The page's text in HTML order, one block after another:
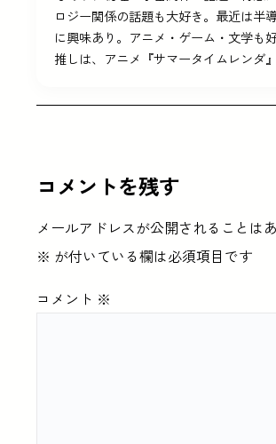
ロジー関係の話題も大好き。最近は半
に興味あり。アニメ・ゲーム・文学も
推しは、アニメ『サマータイムレンダ』
コメントを残す
メールアドレスが公開されることは
※ が付いている欄は必須項目です
コメント ※